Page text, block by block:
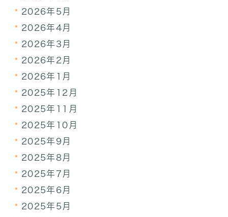
2026年5月
2026年4月
2026年3月
2026年2月
2026年1月
2025年12月
2025年11月
2025年10月
2025年9月
2025年8月
2025年7月
2025年6月
2025年5月